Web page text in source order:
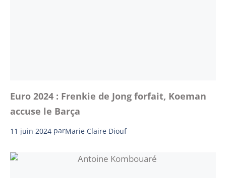
Euro 2024 : Frenkie de Jong forfait, Koeman
accuse le Barça
11 juin 2024 parMarie Claire Diouf